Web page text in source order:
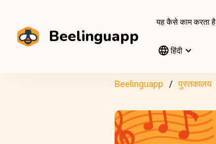
Beelinguapp
यह कैसे काम करता है
हिंदी
Beelinguapp पुस्तकालय